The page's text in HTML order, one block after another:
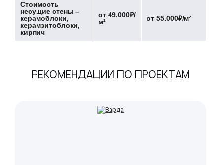
Стоимость
несущие стены –
керамоблоки,
керамзитоблоки,
кирпич
от 49.000₽/
м²
от 55.000₽/м²
РЕКОМЕНДАЦИИ ПО ПРОЕКТАМ